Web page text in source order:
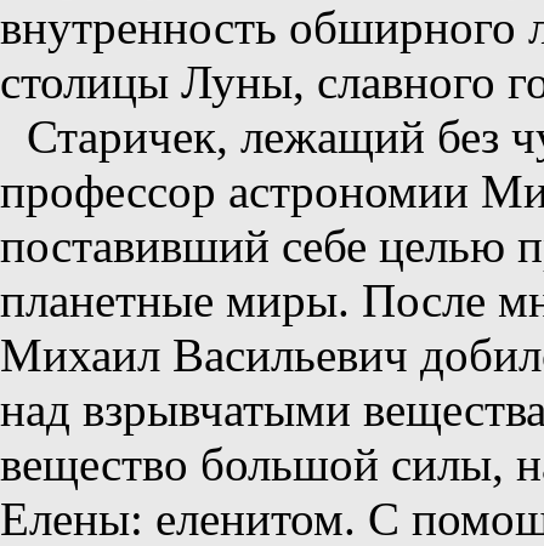
внутренность обширного
столицы Луны, славного
Старичек, лежащий без
профессор астрономии
поставивший себе целью
планетные миры. После
Михаил Васильевич
над взрывчатыми
вещество большой силы,
Елены: еленитом. С